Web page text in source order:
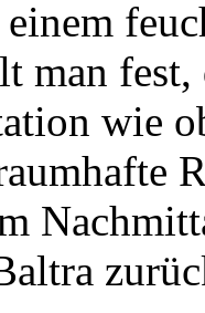
man fest,
wie